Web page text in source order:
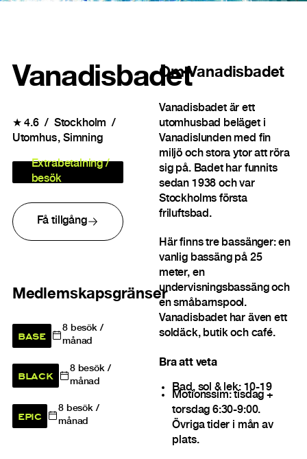
Vanadisbadet
★4.6
Stockholm
Utomhus Simning
Extrabetalning /
besök
Få tillgång
Medlemskapsgränser
BASE 8besök /
månad
BLACK 8besök /
månad
EPIC 8besök /
månad
Om Vanadisbadet
Vanadisbadet är ett
utomhusbad beläget i
Vanadislunden med fin
miljö och stora ytor att röra
sig på. Badet har funnits
sedan 1938 och var
Stockholms första
friluftsbad.
Här finns tre bassänger: en
vanlig bassäng på 25
meter, en
undervisningsbassäng och
en småbarnspool.
Vanadisbadet har även ett
soldäck, butik och café.
Bra att veta
Bad, sol & lek: 10-19
Motionssim: tisdag +
torsdag 6:30-9:00.
Övriga tider i mån av
plats.